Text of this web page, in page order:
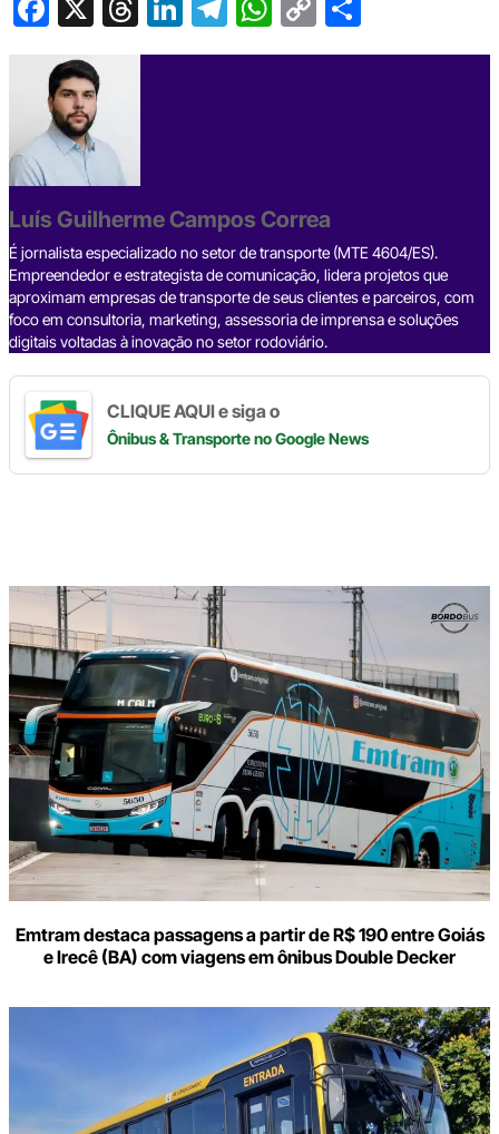
c
e
b
o
o
k
hr
s
n el h
p
o
k
h
Luís Guilherme Campos Correa
É jornalista especializado no setor de transporte (MTE 4604/ES).
Empreendedor e estrategista de comunicação, lidera projetos que
aproximam empresas de transporte de seus clientes e parceiros, com
foco em consultoria, marketing, assessoria de imprensa e soluções
digitais voltadas à inovação no setor rodoviário.
CLIQUE AQUI e siga o
Ônibus & Transporteno Google News
Emtram destaca passagens a partir de R$ 190 entre Goiás
e Irecê (BA) com viagens em ônibus Double Decker
Digite
aqui
o
seu
e-
mail